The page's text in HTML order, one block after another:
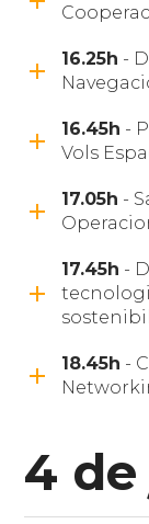
16.25h -
16.45h -
Vols
17.05h -
17.45h -
18.45h -
4